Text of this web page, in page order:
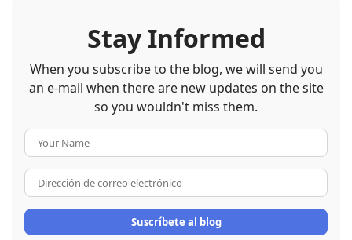
Stay Informed
When you subscribe to the blog, we will send you
an e-mail when there are new updates on the site
so you wouldn't miss them.
Dirección de correo
Suscríbete al blog